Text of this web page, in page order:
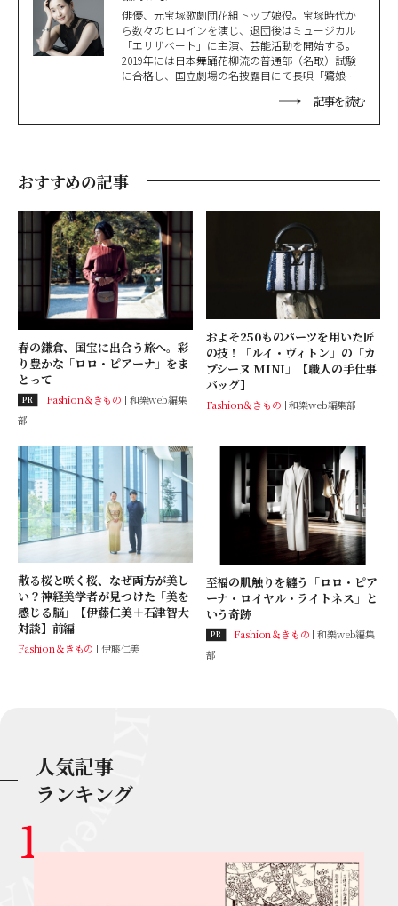
俳優、元宝塚歌劇団花組トップ娘役。宝塚時代か
ら数々のヒロインを演じ、退団後はミュージカル
「エリザベート」に主演、芸能活動を開始する。
2019年には日本舞踊花柳流の普通部（名取）試験
に合格し、国立劇場の名披露目にて長唄「鷺娘」
記事を読む
おすすめの記事
春の鎌倉、国宝に出合う旅へ。彩
り豊かな「ロロ・ピアーナ」をま
とって
PR Fashion＆きもの
和樂web編集
部
およそ250ものパーツを用いた匠
の技！「ルイ・ヴィトン」の「カ
プシーヌ MINI」【職人の手仕事
バッグ】
Fashion＆きもの 和樂web編集部
散る桜と咲く桜、なぜ両方が美し
い？神経美学者が見つけた「美を
感じる脳」【伊藤仁美＋石津智大
対談】前編
Fashion＆きもの 伊藤仁美
至福の肌触りを纏う「ロロ・ピア
ーナ・ロイヤル・ライトネス」と
いう奇跡
PR Fashion＆きもの 和樂web編集
部
人気記事
ランキング